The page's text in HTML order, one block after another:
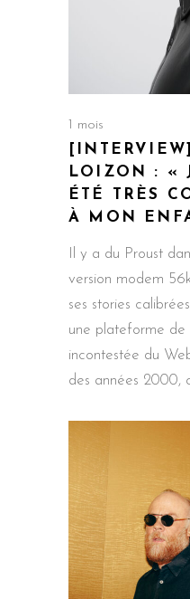
1 mois
LOIZON : «
ÉTÉ TRÈS
À MON
Il y a du Proust
version modem
ses stories
une plateforme de
incontestée du
des années 2000,